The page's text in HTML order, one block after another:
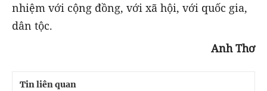
nhiệm với cộng đồng, với xã hội, với quốc gia,
dân tộc.
Anh Thơ
Tin liên quan